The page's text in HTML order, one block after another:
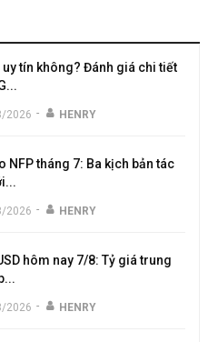
uy tín không? Đánh giá chi tiết
2026 - HENRY
NFP tháng 7: Ba kịch bản tác
2026 - HENRY
hôm nay 7/8: Tỷ giá trung
2026 - HENRY